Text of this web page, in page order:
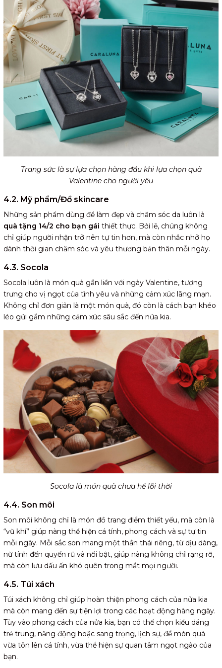
Trang sức là sự lựa chọn hàng đầu khi lựa chọn quà
Valentine cho người yêu
4.2. Mỹ phẩm/Đồ skincare
Những sản phẩm dùng để làm đẹp và chăm sóc da luôn là
quà tặng 14/2 cho bạn gái thiết thực. Bởi lẽ, chúng không
chỉ giúp người nhận trở nên tự tin hơn, mà còn nhắc nhở họ
dành thời gian chăm sóc và yêu thương bản thân mỗi ngày.
4.3. Socola
Socola luôn là món quà gắn liền với ngày Valentine, tượng
trưng cho vị ngọt của tình yêu và những cảm xúc lãng mạn.
Không chỉ đơn giản là một món quà, đó còn là cách bạn khéo
léo gửi gắm những cảm xúc sâu sắc đến nửa kia.
Socola là món quà chưa hề lỗi thời
4.4. Son môi
Son môi không chỉ là món đồ trang điểm thiết yếu, mà còn là
“vũ khí” giúp nàng thể hiện cá tính, phong cách và sự tự tin
mỗi ngày. Mỗi sắc son mang một thần thái riêng, từ dịu dàng,
nữ tính đến quyến rũ và nổi bật, giúp nàng không chỉ rạng rỡ,
mà còn lưu dấu ấn khó quên trong mắt mọi người.
4.5. Túi xách
Túi xách không chỉ giúp hoàn thiện phong cách của nửa kia
mà còn mang đến sự tiện lợi trong các hoạt động hàng ngày.
Tùy vào phong cách của nửa kia, bạn có thể chọn kiểu dáng
trẻ trung, năng động hoặc sang trọng, lịch sự, để món quà
vừa tôn lên cá tính, vừa thể hiện sự quan tâm ngọt ngào của
bạn.